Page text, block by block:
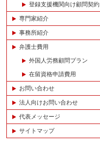
登録支援機関向け顧問契約
専門家紹介
事務所紹介
弁護士費用
外国人労務顧問プラン
在留資格申請費用
お問い合わせ
法人向けお問い合わせ
代表メッセージ
サイトマップ